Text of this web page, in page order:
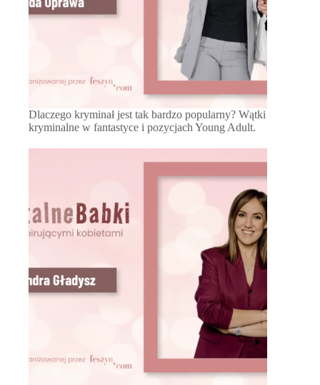
Dlaczego kryminał jest tak bardzo popularny? Wątki
kryminalne w fantastyce i pozycjach Young Adult.